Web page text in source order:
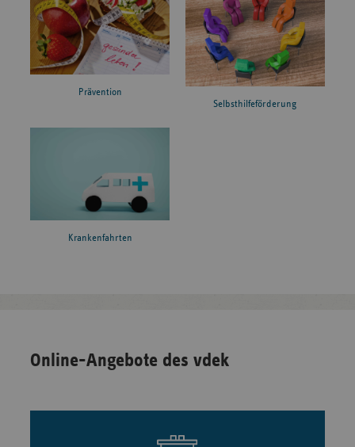
Prävention
Selbsthilfeförderung
Krankenfahrten
Online-Angebote des vdek